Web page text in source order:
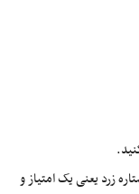
زرد یعنی یک امتیاز و